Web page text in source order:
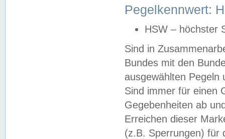
Pegelkennwert:
HSW – höchster
Sind in
Bundes mit den
ausgewählten
Sind immer für einen
Gegebenheiten ab
Erreichen dieser
(z.B. Sperrungen) für